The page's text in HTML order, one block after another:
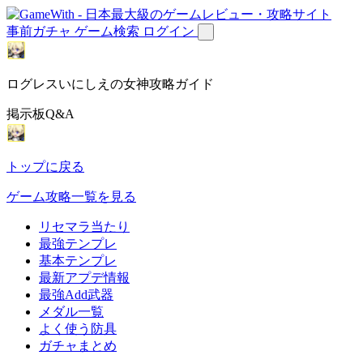
事前ガチャ ゲーム検索 ログイン
ログレスいにしえの女神攻略ガイド
掲示板Q&A
トップに戻る
ゲーム攻略一覧を見る
リセマラ当たり
最強テンプレ
基本テンプレ
最新アプデ情報
最強Add武器
メダル一覧
よく使う防具
ガチャまとめ